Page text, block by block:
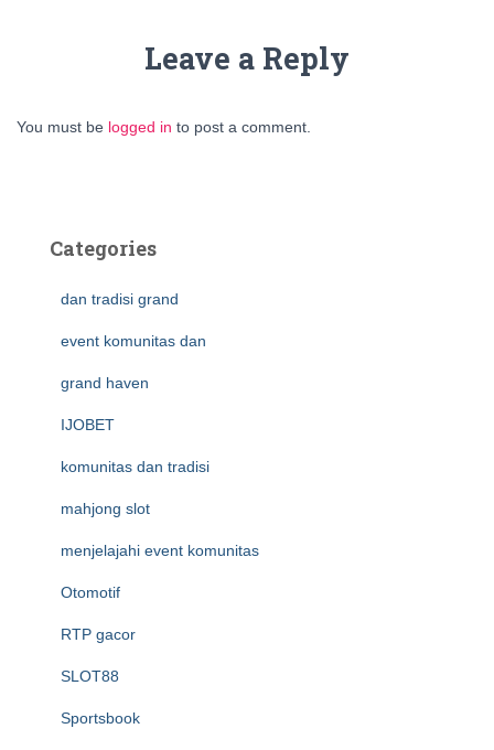
Leave a Reply
You must be logged in to post a comment.
Categories
dan tradisi grand
event komunitas dan
grand haven
IJOBET
komunitas dan tradisi
mahjong slot
menjelajahi event komunitas
Otomotif
RTP gacor
SLOT88
Sportsbook